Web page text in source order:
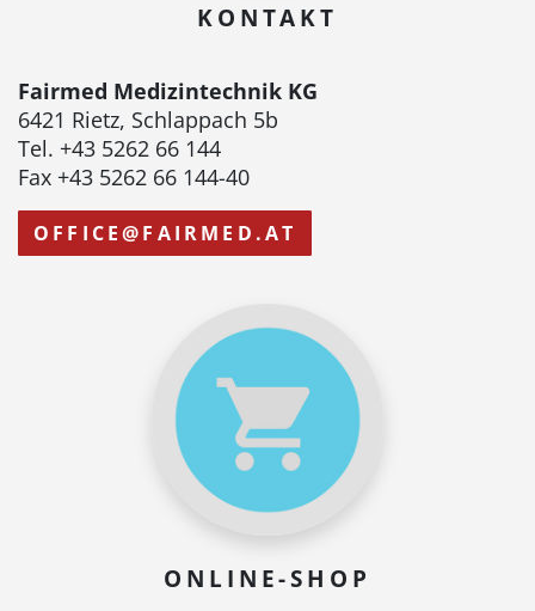
KONTAKT
Fairmed Medizintechnik KG
6421 Rietz, Schlappach 5b
Tel. +43 5262 66 144
Fax +43 5262 66 144-40
OFFICE@FAIRMED.AT
ONLINE-SHOP